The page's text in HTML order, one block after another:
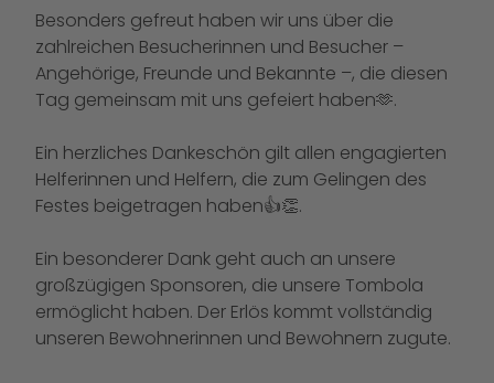
Besonders gefreut haben wir uns über die
zahlreichen Besucherinnen und Besucher –
Angehörige, Freunde und Bekannte –, die diesen
Tag gemeinsam mit uns gefeiert haben🫶.
Ein herzliches Dankeschön gilt allen engagierten
Helferinnen und Helfern, die zum Gelingen des
Festes beigetragen haben👍👏.
Ein besonderer Dank geht auch an unsere
großzügigen Sponsoren, die unsere Tombola
ermöglicht haben. Der Erlös kommt vollständig
unseren Bewohnerinnen und Bewohnern zugute.